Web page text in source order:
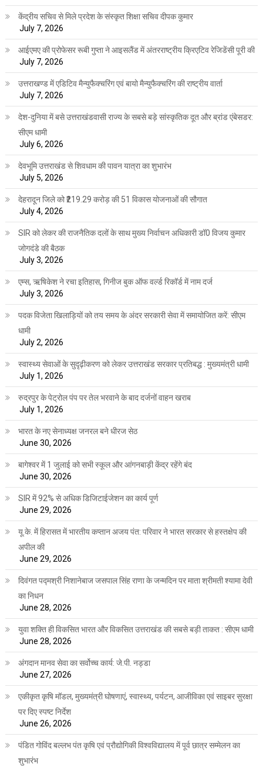
केंद्रीय सचिव से मिले प्रदेश के संस्कृत शिक्षा सचिव दीपक कुमार
July 7, 2026
आईएमए की प्रोफेसर रूबी गुप्ता ने आइसलैंड में अंतरराष्ट्रीय क्रिएटिव रेजिडेंसी पूरी की
July 7, 2026
उत्तराखण्ड में एडिटिव मैन्युफैक्चरिंग एवं बायो मैन्युफैक्चरिंग की राष्ट्रीय वार्ता
July 7, 2026
देश-दुनिया में बसे उत्तराखंडवासी राज्य के सबसे बड़े सांस्कृतिक दूत और ब्रांड एंबेसडर:
सीएम धामी
July 6, 2026
देवभूमि उत्तराखंड से शिवधाम की पावन यात्रा का शुभारंभ
July 5, 2026
देहरादून जिले को ₹219.29 करोड़ की 51 विकास योजनाओं की सौगात
July 4, 2026
SIR को लेकर की राजनैतिक दलों के साथ मुख्य निर्वाचन अधिकारी डॉ0 विजय कुमार
जोगदंडे की बैठक
July 3, 2026
एम्स, ऋषिकेश ने रचा इतिहास, गिनीज बुक ऑफ वर्ल्ड रिकॉर्ड में नाम दर्ज
July 3, 2026
पदक विजेता खिलाड़ियों को तय समय के अंदर सरकारी सेवा में समायोजित करें: सीएम
धामी
July 2, 2026
स्वास्थ्य सेवाओं के सुदृढ़ीकरण को लेकर उत्तराखंड सरकार प्रतिबद्ध : मुख्यमंत्री धामी
July 1, 2026
रुद्रपुर के पेट्रोल पंप पर तेल भरवाने के बाद दर्जनों वाहन खराब
July 1, 2026
भारत के नए सेनाध्यक्ष जनरल बने धीरज सेठ
June 30, 2026
बागेश्वर में 1 जुलाई को सभी स्कूल और आंगनबाड़ी केंद्र रहेंगे बंद
June 30, 2026
SIR में 92% से अधिक डिजिटाईजेशन का कार्य पूर्ण
June 29, 2026
यू.के. में हिरासत में भारतीय कप्तान अजय पंत: परिवार ने भारत सरकार से हस्तक्षेप की
अपील की
June 29, 2026
दिवंगत पद्मश्री निशानेबाज जसपाल सिंह राणा के जन्मदिन पर माता श्रीमती श्यामा देवी
का निधन
June 28, 2026
युवा शक्ति ही विकसित भारत और विकसित उत्तराखंड की सबसे बड़ी ताकत : सीएम धामी
June 28, 2026
अंगदान मानव सेवा का सर्वोच्च कार्य: जे.पी. नड्डा
June 27, 2026
एकीकृत कृषि मॉडल, मुख्यमंत्री घोषणाएं, स्वास्थ्य, पर्यटन, आजीविका एवं साइबर सुरक्षा
पर दिए स्पष्ट निर्देश
June 26, 2026
पंडित गोविंद बल्लभ पंत कृषि एवं प्रौद्योगिकी विश्वविद्यालय में पूर्व छात्र सम्मेलन का
शुभारंभ